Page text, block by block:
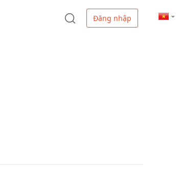
Đăng nhập